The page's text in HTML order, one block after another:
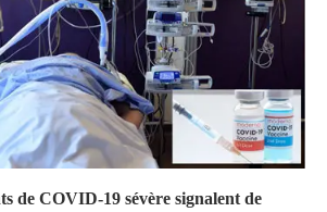
de COVID-19 sévère signalent de